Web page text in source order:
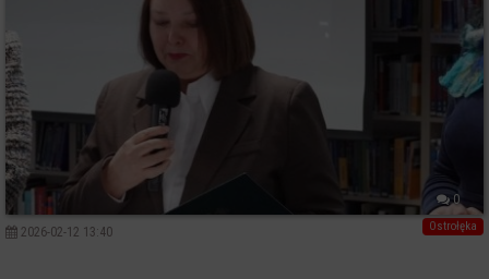
0
Ostrołęka
2026-02-12 13:40